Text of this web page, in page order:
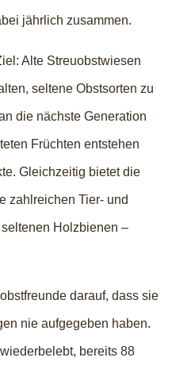
jährlich zusammen.
Alte Streuobstwiesen
seltene Obstsorten zu
die nächste Generation
Früchten entstehen
Gleichzeitig bietet die
zahlreichen Tier- und
Holzbienen –
darauf, dass sie
nie aufgegeben haben.
bereits 88